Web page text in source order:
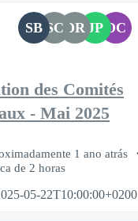
SB SC DR JP DC
des Comités
- Mai 2025
1 ano atrás
de 2 horas
05-22T10:00:00+0200